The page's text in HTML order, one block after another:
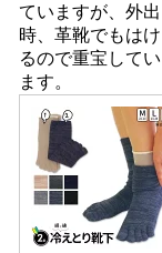
ていますが、外出
時、革靴でもはけ
るので重宝してい
ます。